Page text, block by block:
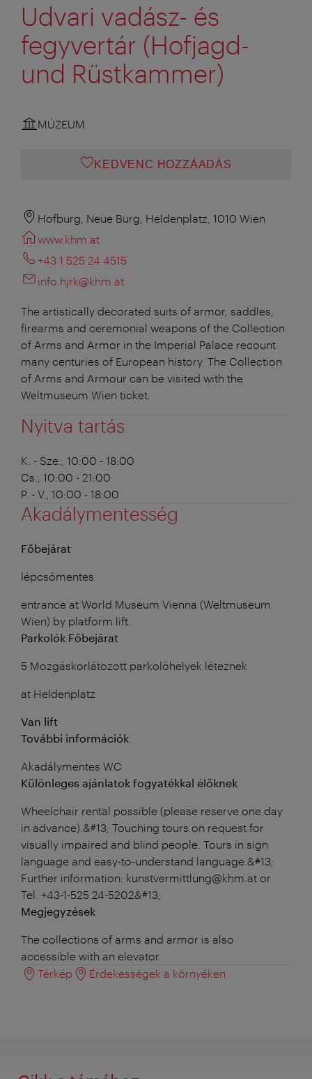
Udvari vadász- és
fegyvertár (Hofjagd-
und Rüstkammer)
MÚZEUM
KEDVENC HOZZÁADÁS
Hofburg, Neue Burg, Heldenplatz, 1010 Wien
www.khm.at
+43 1 525 24 4515
info.hjrk@khm.at
The artistically decorated suits of armor, saddles,
firearms and ceremonial weapons of the Collection
of Arms and Armor in the Imperial Palace recount
many centuries of European history. The Collection
of Arms and Armour can be visited with the
Weltmuseum Wien ticket.
Nyitva tartás
K. - Sze., 10:00 - 18:00
Cs., 10:00 - 21:00
P. - V., 10:00 - 18:00
Akadálymentesség
Főbejárat
lépcsőmentes
entrance at World Museum Vienna (Weltmuseum
Wien) by platform lift.
Parkolók Főbejárat
5 Mozgáskorlátozott parkolóhelyek léteznek
at Heldenplatz
Van lift
További információk
Akadálymentes WC
Különleges ajánlatok fogyatékkal élőknek
Wheelchair rental possible (please reserve one day
in advance).&#13; Touching tours on request for
visually impaired and blind people. Tours in sign
language and easy-to-understand language.&#13;
Further information: kunstvermittlung@khm.at or
Tel. +43-1-525 24-5202&#13;
Megjegyzések
The collections of arms and armor is also
accessible with an elevator.
Térkép
Érdekességek a környéken